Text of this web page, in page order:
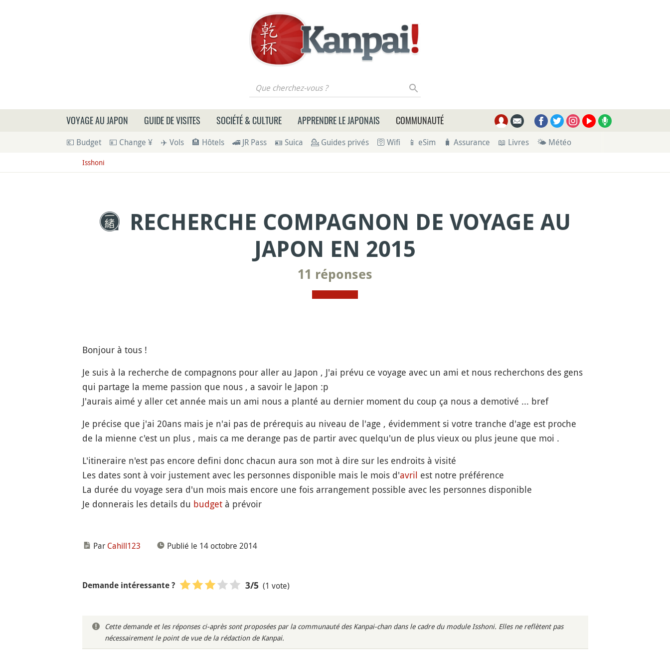
Que cherchez-vous ?
VOYAGE AU JAPON GUIDE DE VISITES SOCIÉTÉ & CULTURE APPRENDRE LE JAPONAIS COMMUNAUTÉ
💶 Budget 💴 Change ¥ ✈️ Vols 🏨 Hôtels 🚄 JR Pass 🪪 Suica 💁 Guides privés 🛜 Wifi 📱 eSim 🧳 Assurance 📖 Livres 🌤 Météo
Isshoni
RECHERCHE COMPAGNON DE VOYAGE AU
JAPON EN 2015
11 réponses
Bonjour à tous !
Je suis à la recherche de compagnons pour aller au Japon , J'ai prévu ce voyage avec un ami et nous recherchons des gens
qui partage la meme passion que nous , a savoir le Japon :p
J'aurais aimé y aller cet année mais un ami nous a planté au dernier moment du coup ça nous a demotivé ... bref
Je précise que j'ai 20ans mais je n'ai pas de prérequis au niveau de l'age , évidemment si votre tranche d'age est proche
de la mienne c'est un plus , mais ca me derange pas de partir avec quelqu'un de plus vieux ou plus jeune que moi .
L'itineraire n'est pas encore defini donc chacun aura son mot à dire sur les endroits à visité
Les dates sont à voir justement avec les personnes disponible mais le mois d'avril est notre préférence
La durée du voyage sera d'un mois mais encore une fois arrangement possible avec les personnes disponible
Je donnerais les details du budgetà prévoir
Par Cahill123 Publié le 14 octobre 2014
Demande intéressante ? 3/5 (1 vote)
Cette demande et les réponses ci-après sont proposées par la communauté des Kanpai-chan dans le cadre du module Isshoni. Elles ne reflètent pas
nécessairement le point de vue de la rédaction de Kanpai.